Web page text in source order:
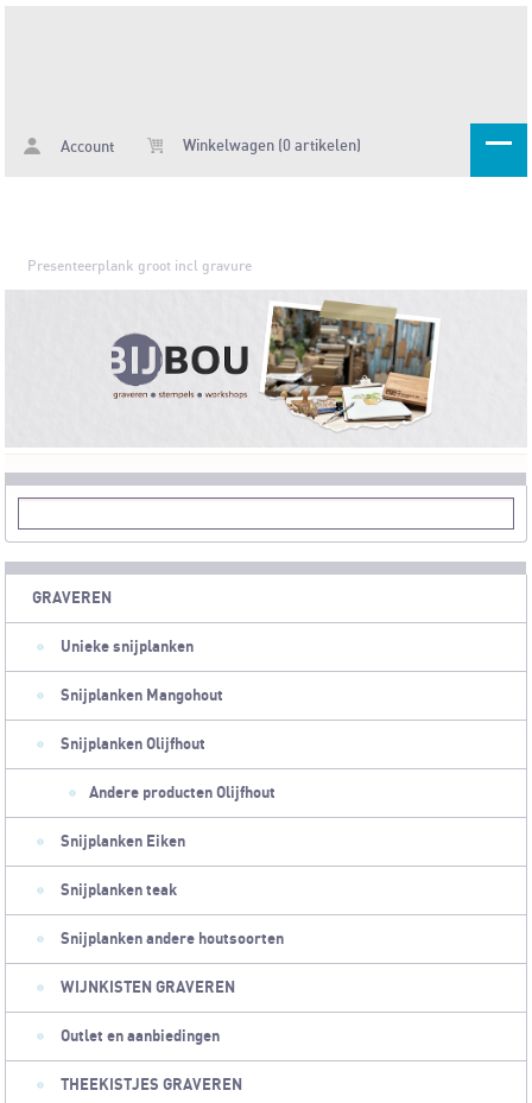
Account Winkelwagen (0 artikelen)
Presenteerplank groot incl gravure
GRAVEREN
Unieke snijplanken
Snijplanken Mangohout
Snijplanken Olijfhout
Andere producten Olijfhout
Snijplanken Eiken
Snijplanken teak
Snijplanken andere houtsoorten
WIJNKISTEN GRAVEREN
Outlet en aanbiedingen
THEEKISTJES GRAVEREN